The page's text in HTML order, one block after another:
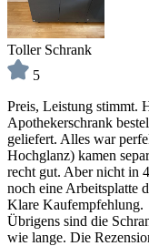
Toller Schrank
5
Preis, Leistung stimmt.
Apothekerschrank
geliefert. Alles war
Hochglanz) kamen
recht gut. Aber nicht in
noch eine Arbeitsplatte
Klare Kaufempfehlung.
Übrigens sind die
wie lange. Die